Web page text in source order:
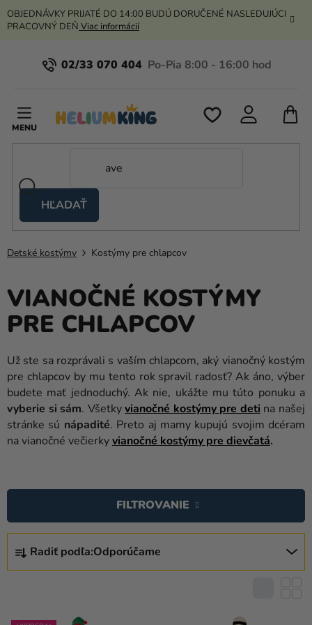
Prejsť
na
OBJEDNÁVKY PRIJATÉ DO 14:00 BUDÚ DORUČENÉ NASLEDUJÚCI
PRACOVNÝ DEŇ Viac informácií
02/33 070 404
HĽADAŤ
stany
Kanekalon
Hélium
a
balóny
Párty
Výzdoba
a
doplnky
Pečenie
Detské kostýmy Kostýmy pre chlapcov
VIANOČNÉ KOSTÝMY
PRE CHLAPCOV
Už ste sa rozprávali s vaším chlapcom, aký vianočný kostým
pre chlapcov by mu tento rok spravil radosť? Ak áno, výber
budete mať jednoduchý. Ak nie, ukážte mu túto ponuku a
vyberie si sám. Všetkyvianočné kostýmy pre deti na našej
stránke sú nápadité. Preto aj mamy kupujú svojim dcéram
na vianočné večierkyvianočné kostýmy pre dievčatá.
A
D
Radiť podľa:Odporúčame
FILTROVANIE
Ý
P
I
S
P